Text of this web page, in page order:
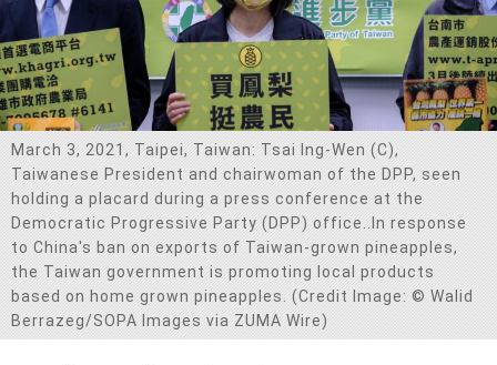
March 3, 2021, Taipei, Taiwan: Tsai Ing-Wen (C),
Taiwanese President and chairwoman of the DPP, seen
holding a placard during a press conference at the
Democratic Progressive Party (DPP) office..In response
to China's ban on exports of Taiwan-grown pineapples,
the Taiwan government is promoting local products
based on home grown pineapples. (Credit Image: © Walid
Berrazeg/SOPA Images via ZUMA Wire)